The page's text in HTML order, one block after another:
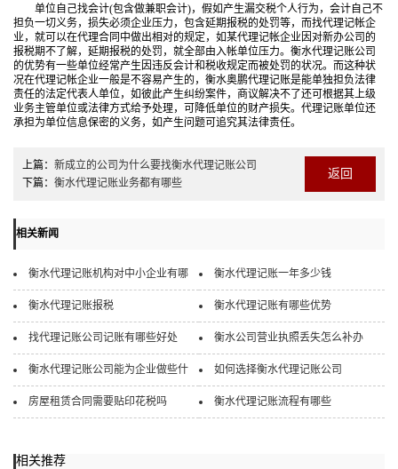
单位自己找会计(包含做兼职会计)，假如产生漏交税个人行为，会计自己不
担负一切义务，损失必须企业压力，包含延期报税的处罚等，而找代理记帐企
业，就可以在代理合同中做出相对的规定，如某代理记帐企业因对新办公司的
报税期不了解，延期报税的处罚，就全部由入帐单位压力。衡水代理记账公司
的优势有一些单位经常产生因违反会计和税收规定而被处罚的状况。而这种状
况在代理记帐企业一般是不容易产生的，衡水奥鹏代理记账是能单独担负法律
责任的法定代表人单位，如彼此产生纠纷案件，商议解决不了还可根据其上级
业务主管单位或法律方式给予处理，可降低单位的财产损失。代理记账单位还
承担为单位信息保密的义务，如产生问题可追究其法律责任。
上篇： 新成立的公司为什么要找衡水代理记账公司
下篇： 衡水代理记账业务都有哪些
返回
相关新闻
衡水代理记账机构对中小企业有哪 衡水代理记账一年多少钱
衡水代理记账报税 衡水代理记账有哪些优势
找代理记账公司记账有哪些好处 衡水公司营业执照丢失怎么补办
衡水代理记账公司能为企业做些什 如何选择衡水代理记账公司
房屋租赁合同需要贴印花税吗 衡水代理记账流程有哪些
相关推荐